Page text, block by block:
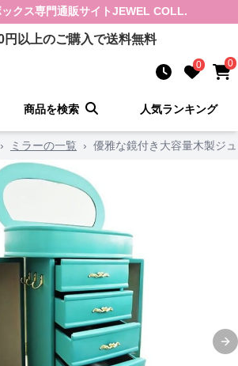
クス専門通販サイトJEWEL COLL.
円以上のご購入で送料無料
0 0
商品を検索 人気ランキング
› ミラーの一覧 › 優雅な鏡付き大容量木製ジ